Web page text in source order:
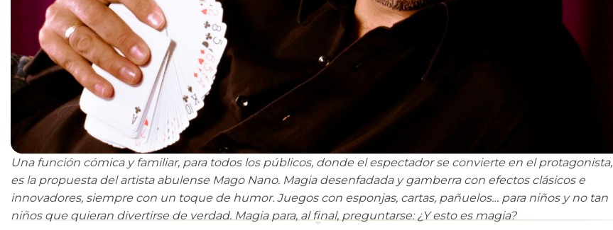
Una función cómica y familiar, para todos los públicos, donde el espectador se convierte en el protagonista,
es la propuesta del artista abulense Mago Nano. Magia desenfadada y gamberra con efectos clásicos e
innovadores, siempre con un toque de humor. Juegos con esponjas, cartas, pañuelos… para niños y no tan
niños que quieran divertirse de verdad. Magia para, al final, preguntarse: ¿Y esto es magia?